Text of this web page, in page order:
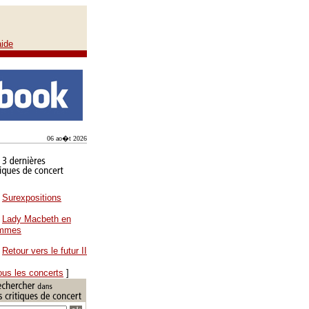
06 ao�t 2026
Surexpositions
Lady Macbeth en
Retour vers le futur II
les concerts ]